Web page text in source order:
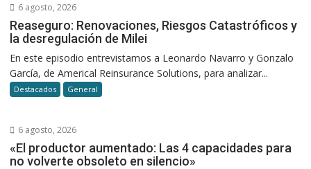
6 agosto, 2026
Reaseguro: Renovaciones, Riesgos Catastróficos y
la desregulación de Milei
En este episodio entrevistamos a Leonardo Navarro y Gonzalo
García, de Americal Reinsurance Solutions, para analizar...
Destacados General
6 agosto, 2026
«El productor aumentado: Las 4 capacidades para
no volverte obsoleto en silencio»